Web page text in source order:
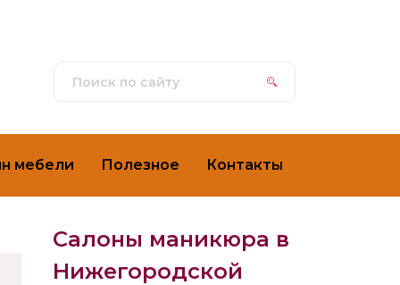
мебели Полезное Контакты
Салоны маникюра в
Нижегородской